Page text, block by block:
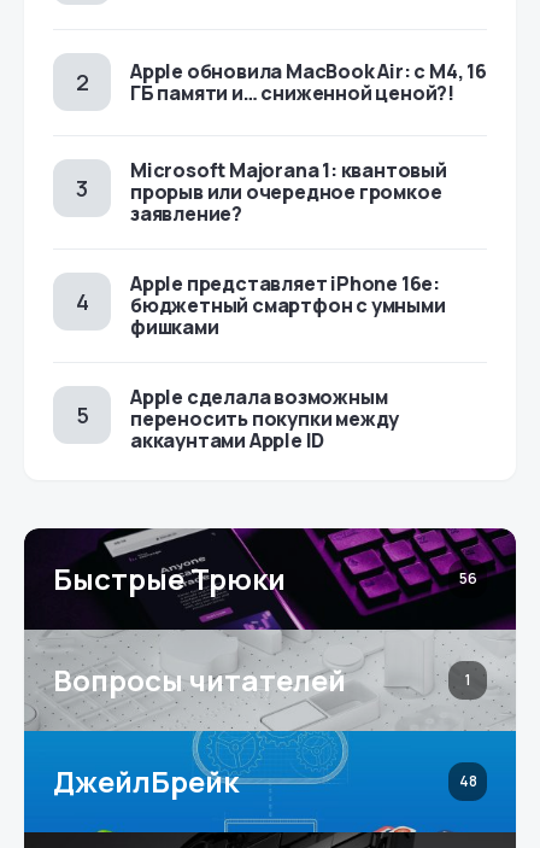
Apple обновила MacBook Air: с M4, 16
ГБ памяти и… сниженной ценой?!
Microsoft Majorana 1: квантовый
прорыв или очередное громкое
заявление?
Apple представляет iPhone 16e:
бюджетный смартфон с умными
фишками
Apple сделала возможным
переносить покупки между
аккаунтами Apple ID
Быстрые Трюки 56
Вопросы читателей 1
ДжейлБрейк 48